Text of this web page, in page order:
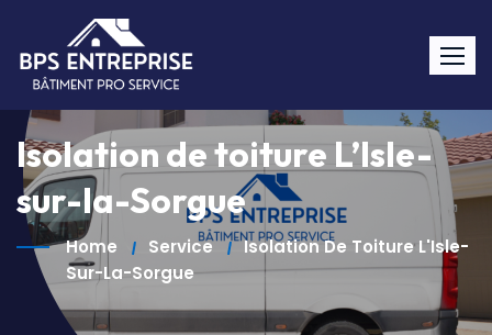
Isolation de toiture L’Isle-
sur-la-Sorgue
Home Service
Isolation De Toiture L'Isle-
Sur-La-Sorgue